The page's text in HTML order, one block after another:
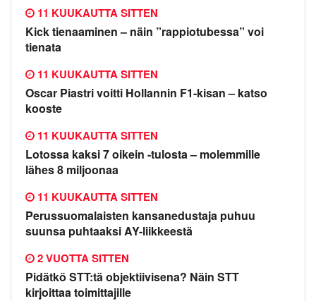
Kick tienaaminen – näin ”rappiotubessa” voi
tienata
11 KUUKAUTTA SITTEN
Oscar Piastri voitti Hollannin F1-kisan – katso
kooste
11 KUUKAUTTA SITTEN
Lotossa kaksi 7 oikein -tulosta – molemmille
lähes 8 miljoonaa
11 KUUKAUTTA SITTEN
Perussuomalaisten kansanedustaja puhuu
suunsa puhtaaksi AY-liikkeestä
11 KUUKAUTTA SITTEN
Pidätkö STT:tä objektiivisena? Näin STT
kirjoittaa toimittajille
2 VUOTTA SITTEN